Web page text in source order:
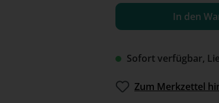
Sofort verfügbar,
In den
Zum Merkzettel